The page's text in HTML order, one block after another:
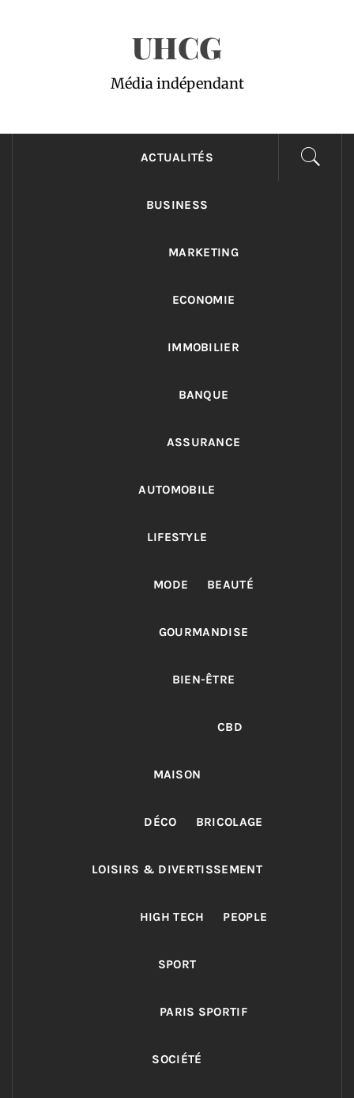
UHCG
Média indépendant
ACTUALITÉS
BUSINESS
MARKETING
ECONOMIE
IMMOBILIER
BANQUE
ASSURANCE
AUTOMOBILE
LIFESTYLE
MODE BEAUTÉ
GOURMANDISE
BIEN-ÊTRE
CBD
MAISON
DÉCO BRICOLAGE
LOISIRS & DIVERTISSEMENT
HIGH TECH PEOPLE
SPORT
PARIS SPORTIF
SOCIÉTÉ